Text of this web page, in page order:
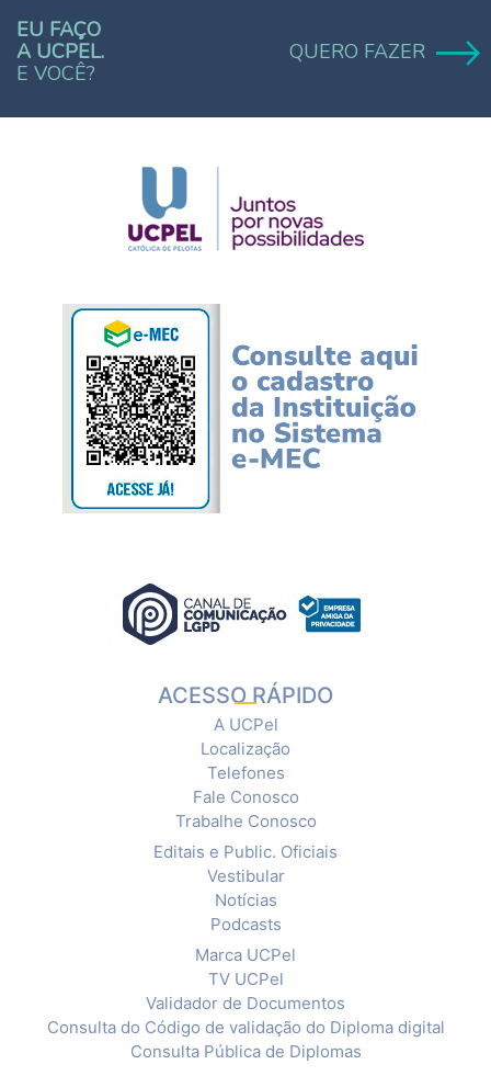
EU FAÇO
A UCPEL.
E VOCÊ?
QUERO FAZER
ACESSO RÁPIDO
A UCPel
Localização
Telefones
Fale Conosco
Trabalhe Conosco
Editais e Public. Oficiais
Vestibular
Notícias
Podcasts
Marca UCPel
TV UCPel
Validador de Documentos
Consulta do Código de validação do Diploma digital
Consulta Pública de Diplomas